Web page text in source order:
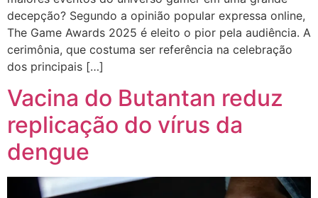
decepção? Segundo a opinião popular expressa online,
The Game Awards 2025 é eleito o pior pela audiência. A
cerimônia, que costuma ser referência na celebração
dos principais […]
Vacina do Butantan reduz
replicação do vírus da
dengue